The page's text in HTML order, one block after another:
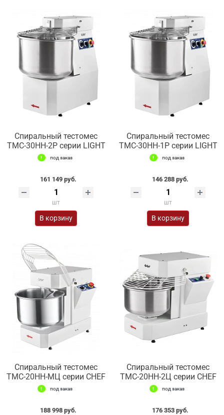
Спиральный тестомес
ТМС-30НН-2Р серии LIGHT
под заказ
161 149 руб.
шт
В корзину
Спиральный тестомес
ТМС-30НН-1Р серии LIGHT
под заказ
146 288 руб.
шт
В корзину
Спиральный тестомес
ТМС-20НН-МЦ серии CHEF
под заказ
188 998 руб.
Спиральный тестомес
ТМС-20НН-2Ц серии CHEF
под заказ
176 353 руб.